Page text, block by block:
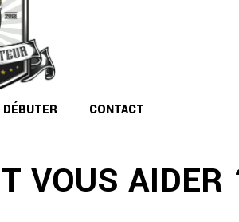
DÉBUTER CONTACT
VOUS AIDER